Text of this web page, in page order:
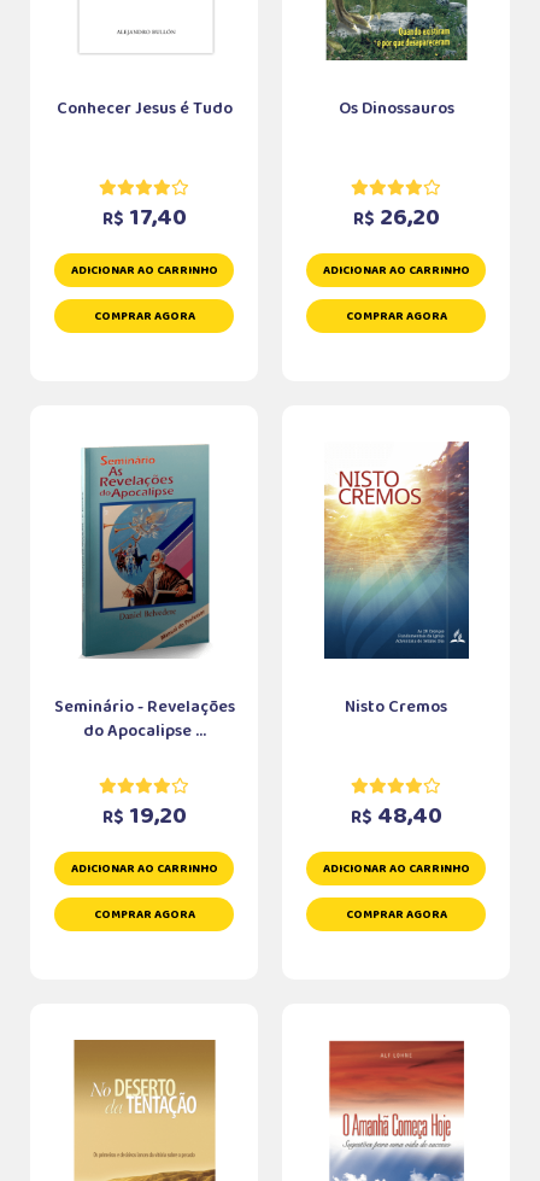
Conhecer Jesus é Tudo
R$ 17,40
ADICIONAR AO CARRINHO
COMPRAR AGORA
Os Dinossauros
R$ 26,20
ADICIONAR AO CARRINHO
COMPRAR AGORA
Seminário - Revelações
do Apocalipse ...
R$ 19,20
ADICIONAR AO CARRINHO
COMPRAR AGORA
Nisto Cremos
R$ 48,40
ADICIONAR AO CARRINHO
COMPRAR AGORA